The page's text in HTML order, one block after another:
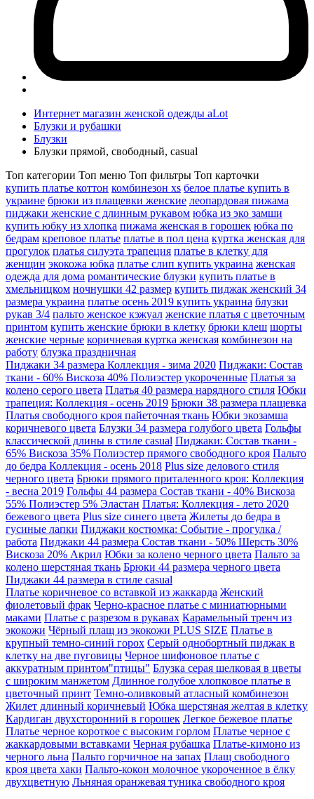
Интернет магазин женской одежды aLot
Блузки и рубашки
Блузки
Блузки прямой, свободный, casual
Топ категории Топ меню Топ фильтры Топ карточки
купить платье коттон комбинезон xs белое платье купить в
украине брюки из плащевки женские леопардовая пижама
пиджаки женские с длинным рукавом юбка из эко замши
купить юбку из хлопка пижама женская в горошек юбка по
бедрам креповое платье платье в пол цена куртка женская для
прогулок платья силуэта трапеция платье в клетку для
женщин экокожа юбка платье слип купить украина женская
одежда для дома романтические блузки купить платье в
хмельницком ночнушки 42 размер купить пиджак женский 34
размера украина платье осень 2019 купить украина блузки
рукав 3/4 пальто женское кэжуал женские платья с цветочным
принтом купить женские брюки в клетку брюки клеш шорты
женские черные коричневая куртка женская комбинезон на
работу блузка праздничная
Пиджаки 34 размера Коллекция - зима 2020 Пиджаки: Состав
ткани - 60% Вискоза 40% Полиэстер укороченные Платья за
колено серого цвета Платья 40 размера нарядного стиля Юбки
трапеция: Коллекция - осень 2019 Брюки 38 размера плащевка
Платья свободного кроя пайеточная ткань Юбки экозамша
коричневого цвета Блузки 34 размера голубого цвета Гольфы
классической длины в стиле casual Пиджаки: Состав ткани -
65% Вискоза 35% Полиэстер прямого свободного кроя Пальто
до бедра Коллекция - осень 2018 Plus size делового стиля
черного цвета Брюки прямого приталенного кроя: Коллекция
- весна 2019 Гольфы 44 размера Состав ткани - 40% Вискоза
55% Полиэстер 5% Эластан Платья: Коллекция - лето 2020
бежевого цвета Plus size синего цвета Жилеты до бедра в
гусиные лапки Пиджаки костюмка: Событие - прогулка /
работа Пиджаки 44 размера Состав ткани - 50% Шерсть 30%
Вискоза 20% Акрил Юбки за колено черного цвета Пальто за
колено шерстяная ткань Брюки 44 размера черного цвета
Пиджаки 44 размера в стиле casual
Платье коричневое со вставкой из жаккарда Женский
фиолетовый фрак Черно-красное платье с миниатюрными
маками Платье с разрезом в рукавах Карамельный тренч из
экокожи Чёрный плащ из экокожи PLUS SIZE Платье в
крупный темно-синий горох Серый однобортный пиджак в
клетку на две пуговицы Черное шифоновое платье с
аккуратным принтом"птицы" Блузка серая шелковая в цветы
с широким манжетом Длинное голубое хлопковое платье в
цветочный принт Темно-оливковый атласный комбинезон
Жилет длинный коричневый Юбка шерстяная желтая в клетку
Кардиган двухсторонний в горошек Легкое бежевое платье
Платье черное короткое с высоким горлом Платье черное с
жаккардовыми вставками Черная рубашка Платье-кимоно из
черного льна Пальто горчичное на запах Плащ свободного
кроя цвета хаки Пальто-кокон молочное укороченное в ёлку
двухцветную Льняная оранжевая туника свободного кроя